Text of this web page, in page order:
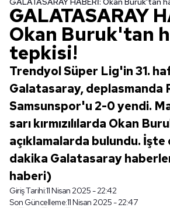
GALATASARAY
Okan Buruk'tan
tepkisi!
Trendyol Süper Lig'in 31.
Galatasaray, deplasmanda
Samsunspor'u 2-0 yendi.
sarı kırmızılılarda Okan
açıklamalarda bulundu. İşte
dakika Galatasaray
haberi)
Giriş Tarihi:11 Nisan 2025 - 22:42
Son Güncelleme:11 Nisan 2025 - 22:47